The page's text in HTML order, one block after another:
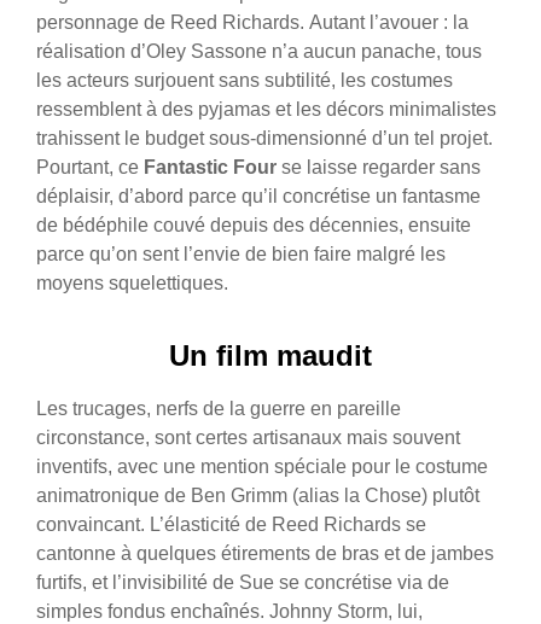
personnage de Reed Richards. Autant l’avouer : la
réalisation d’Oley Sassone n’a aucun panache, tous
les acteurs surjouent sans subtilité, les costumes
ressemblent à des pyjamas et les décors minimalistes
trahissent le budget sous-dimensionné d’un tel projet.
Pourtant, ce Fantastic Four se laisse regarder sans
déplaisir, d’abord parce qu’il concrétise un fantasme
de bédéphile couvé depuis des décennies, ensuite
parce qu’on sent l’envie de bien faire malgré les
moyens squelettiques.
Un film maudit
Les trucages, nerfs de la guerre en pareille
circonstance, sont certes artisanaux mais souvent
inventifs, avec une mention spéciale pour le costume
animatronique de Ben Grimm (alias la Chose) plutôt
convaincant. L’élasticité de Reed Richards se
cantonne à quelques étirements de bras et de jambes
furtifs, et l’invisibilité de Sue se concrétise via de
simples fondus enchaînés. Johnny Storm, lui,